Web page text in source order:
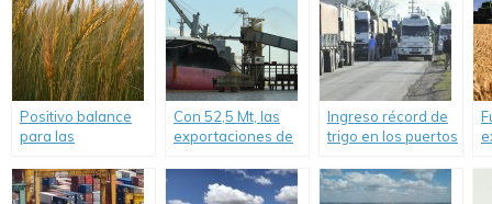
Positivo balance
para las
trigo 2018/2019.
Con 52,5 Mt, las
exportaciones de
complejos
agroindustriales
Ingreso récord de
trigo en los puertos